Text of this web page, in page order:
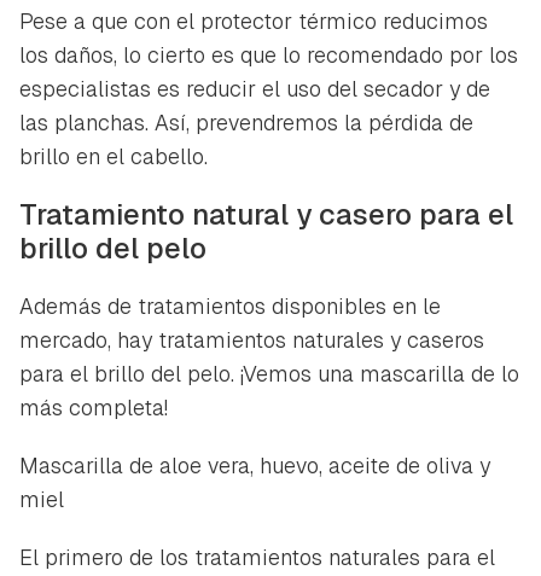
Pese a que con el protector térmico reducimos
los daños, lo cierto es que lo recomendado por los
especialistas es reducir el uso del secador y de
las planchas. Así, prevendremos la pérdida de
brillo en el cabello.
Tratamiento natural y casero para el
brillo del pelo
Además de tratamientos disponibles en le
mercado, hay tratamientos naturales y caseros
para el brillo del pelo. ¡Vemos una mascarilla de lo
más completa!
Mascarilla de aloe vera, huevo, aceite de oliva y
miel
El primero de los tratamientos naturales para el